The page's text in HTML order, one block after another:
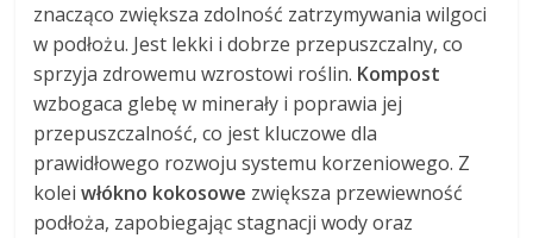
znacząco zwiększa zdolność zatrzymywania wilgoci
w podłożu. Jest lekki i dobrze przepuszczalny, co
sprzyja zdrowemu wzrostowi roślin. Kompost
wzbogaca glebę w minerały i poprawia jej
przepuszczalność, co jest kluczowe dla
prawidłowego rozwoju systemu korzeniowego. Z
koleiwłókno kokosowe zwiększa przewiewność
podłoża, zapobiegając stagnacji wody oraz